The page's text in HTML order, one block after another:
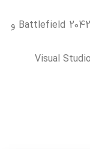
نرم‌افزارهای بازی مانند Battlefield 2042، Cyberpunk 2077 و